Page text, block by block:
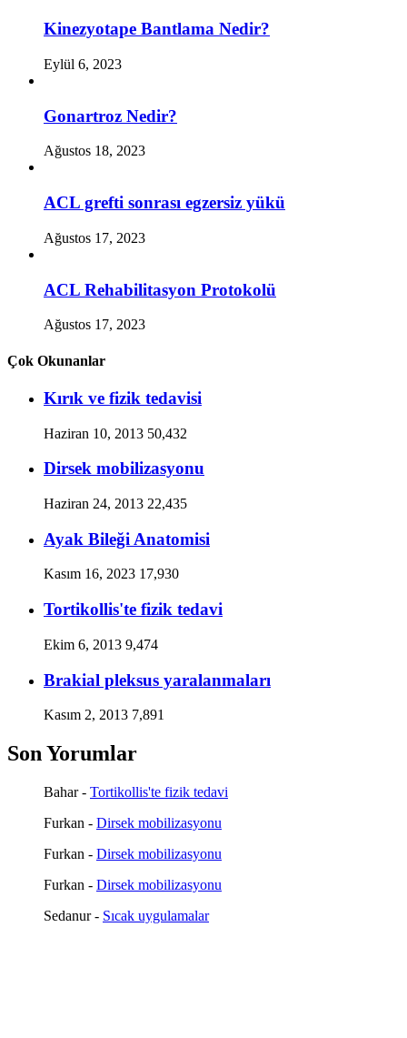
Kinezyotape Bantlama Nedir?
Eylül 6, 2023
Gonartroz Nedir?
Ağustos 18, 2023
ACL grefti sonrası egzersiz yükü
Ağustos 17, 2023
ACL Rehabilitasyon Protokolü
Ağustos 17, 2023
Çok Okunanlar
Kırık ve fizik tedavisi
Haziran 10, 2013 50,432
Dirsek mobilizasyonu
Haziran 24, 2013 22,435
Ayak Bileği Anatomisi
Kasım 16, 2023 17,930
Tortikollis'te fizik tedavi
Ekim 6, 2013 9,474
Brakial pleksus yaralanmaları
Kasım 2, 2013 7,891
Son Yorumlar
Bahar- Tortikollis'te fizik tedavi
Furkan - Dirsek mobilizasyonu
Furkan - Dirsek mobilizasyonu
Furkan - Dirsek mobilizasyonu
Sedanur- Sıcak uygulamalar